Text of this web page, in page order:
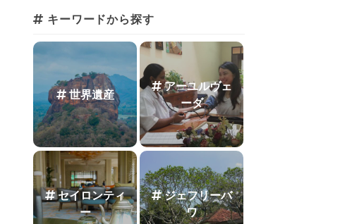
キーワードから探す
世界遺産
アーユルヴェ
ーダ
セイロンティ
ー
ジェフリーバ
ワ